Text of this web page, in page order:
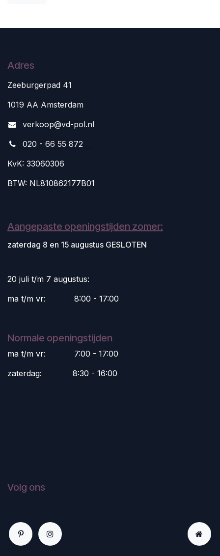
Adres
Zeeburgerpad 41
1019 AA Amsterdam
verkoop@vd-pol.nl
020 - 66 55 872
KvK: 33060306
BTW: NL810862177B01
Aangepaste openingstijden zomer:
zaterdag 8 en 15 augustus GESLOTEN
20 juli t/m 7 augustus:
ma t/m vr:
​8:00 - 17:00
Normale openingstijden
ma t/m vr:
​7:00 - 17:00
zaterdag:
​8:30 - 16:00
Volg ons